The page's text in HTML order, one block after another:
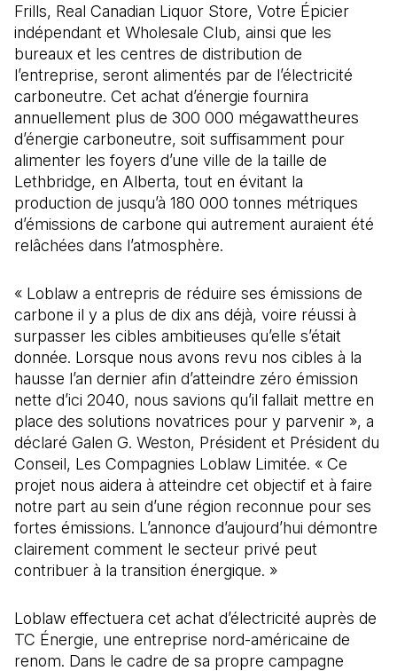
Frills, Real Canadian Liquor Store, Votre Épicier
indépendant et Wholesale Club, ainsi que les
bureaux et les centres de distribution de
l’entreprise, seront alimentés par de l’électricité
carboneutre. Cet achat d’énergie fournira
annuellement plus de 300 000 mégawattheures
d’énergie carboneutre, soit suffisamment pour
alimenter les foyers d’une ville de la taille de
Lethbridge, en Alberta, tout en évitant la
production de jusqu’à 180 000 tonnes métriques
d’émissions de carbone qui autrement auraient été
relâchées dans l’atmosphère.
« Loblaw a entrepris de réduire ses émissions de
carbone il y a plus de dix ans déjà, voire réussi à
surpasser les cibles ambitieuses qu’elle s’était
donnée. Lorsque nous avons revu nos cibles à la
hausse l’an dernier afin d’atteindre zéro émission
nette d’ici 2040, nous savions qu’il fallait mettre en
place des solutions novatrices pour y parvenir », a
déclaré Galen G. Weston, Président et Président du
Conseil, Les Compagnies Loblaw Limitée. « Ce
projet nous aidera à atteindre cet objectif et à faire
notre part au sein d’une région reconnue pour ses
fortes émissions. L’annonce d’aujourd’hui démontre
clairement comment le secteur privé peut
contribuer à la transition énergique. »
Loblaw effectuera cet achat d’électricité auprès de
TC Énergie, une entreprise nord-américaine de
renom. Dans le cadre de sa propre campagne